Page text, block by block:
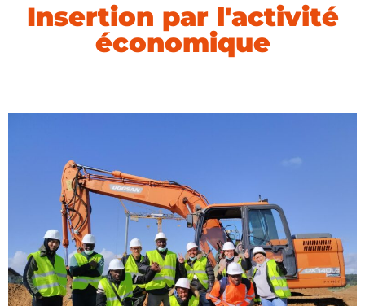
Insertion par l'activité
économique